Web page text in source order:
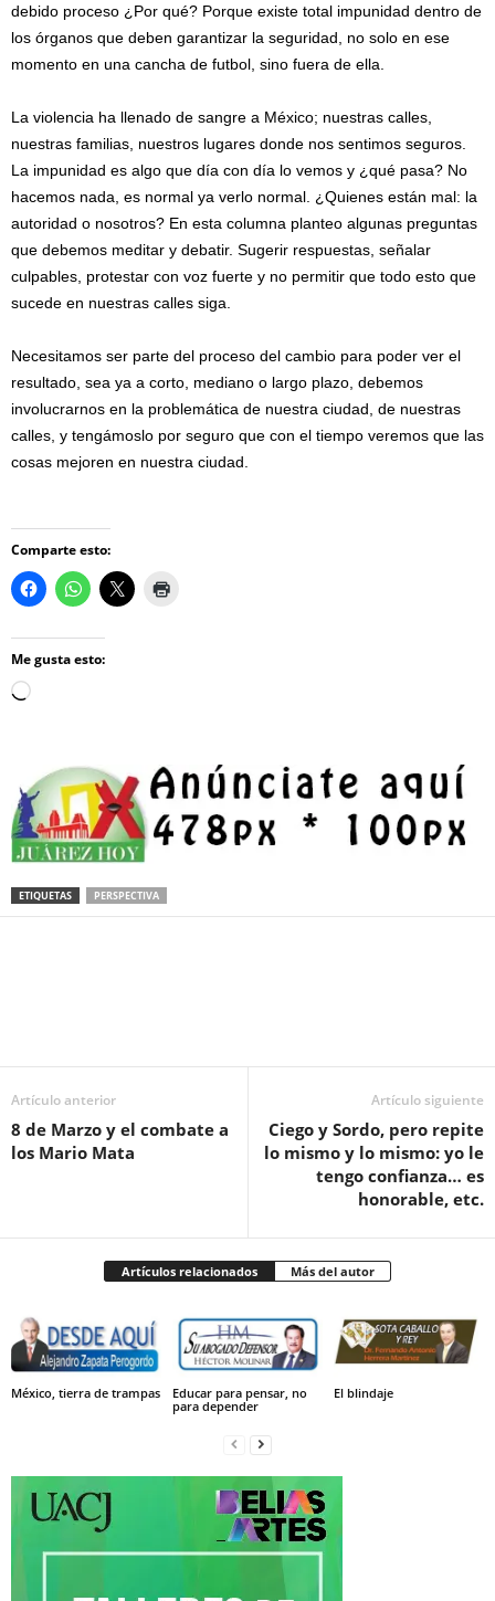
debido proceso ¿Por qué? Porque existe total impunidad dentro de
los órganos que deben garantizar la seguridad, no solo en ese
momento en una cancha de futbol, sino fuera de ella.
La violencia ha llenado de sangre a México; nuestras calles,
nuestras familias, nuestros lugares donde nos sentimos seguros.
La impunidad es algo que día con día lo vemos y ¿qué pasa? No
hacemos nada, es normal ya verlo normal. ¿Quienes están mal: la
autoridad o nosotros? En esta columna planteo algunas preguntas
que debemos meditar y debatir. Sugerir respuestas, señalar
culpables, protestar con voz fuerte y no permitir que todo esto que
sucede en nuestras calles siga.
Necesitamos ser parte del proceso del cambio para poder ver el
resultado, sea ya a corto, mediano o largo plazo, debemos
involucrarnos en la problemática de nuestra ciudad, de nuestras
calles, y tengámoslo por seguro que con el tiempo veremos que las
cosas mejoren en nuestra ciudad.
Comparte esto:
Me gusta esto:
Loading…
ETIQUETAS PERSPECTIVA
Artículo anterior
8 de Marzo y el combate a
los Mario Mata
Artículo siguiente
Ciego y Sordo, pero repite
lo mismo y lo mismo: yo le
tengo confianza… es
honorable, etc.
Artículos relacionados Más del autor
México, tierra de trampas
Educar para pensar, no
para depender
El blindaje